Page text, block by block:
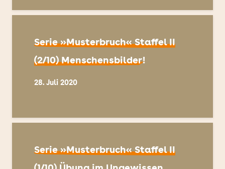
Serie »Musterbruch« Staffel II
(2/10) Menschensbilder!
28. Juli 2020
Serie »Musterbruch« Staffel II